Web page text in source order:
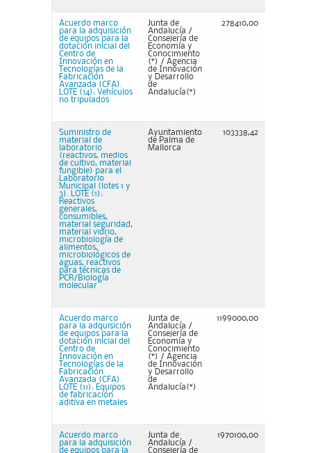
Acuerdo marco
para la adquisición
de equipos para la
dotación inicial del
Centro de
Innovación en
Tecnologías de la
Fabricación
Avanzada (CFA).
LOTE (14): Vehículos
no tripulados
Junta de
Andalucía /
Consejería de
Economía y
Conocimiento
(*) / Agencia
de Innovación
y Desarrollo
de
Andalucía(*)
278410,00
Suministro de
material de
laboratorio
(reactivos, medios
de cultivo, material
fungible) para el
Laboratorio
Municipal (lotes 1 y
3). LOTE (1):
Reactivos
generales,
consumibles,
material seguridad,
material vidrio,
microbiología de
alimentos,
microbiológicos de
aguas, reactivos
para técnicas de
PCR/Biología
molecular
Ayuntamiento
de Palma de
Mallorca
103338,42
Acuerdo marco
para la adquisición
de equipos para la
dotación inicial del
Centro de
Innovación en
Tecnologías de la
Fabricación
Avanzada (CFA).
LOTE (11): Equipos
de fabricación
aditiva en metales
Junta de
Andalucía /
Consejería de
Economía y
Conocimiento
(*) / Agencia
de Innovación
y Desarrollo
de
Andalucía(*)
1199000,00
Acuerdo marco
para la adquisición
de equipos para la
Junta de
Andalucía /
Consejería de
1970100,00